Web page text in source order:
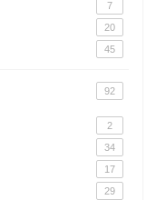
7
20
45
92
2
34
17
29